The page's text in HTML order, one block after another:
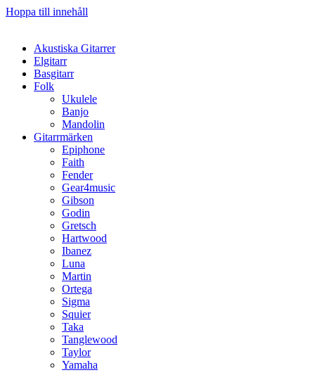
Hoppa till innehåll
Akustiska Gitarrer
Elgitarr
Basgitarr
Folk
Ukulele
Banjo
Mandolin
Gitarrmärken
Epiphone
Faith
Fender
Gear4music
Gibson
Godin
Gretsch
Hartwood
Ibanez
Luna
Martin
Ortega
Sigma
Squier
Taka
Tanglewood
Taylor
Yamaha